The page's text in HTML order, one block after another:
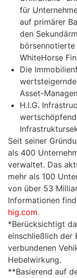
für
auf primärer
den
börsennotierte
WhiteHorse
Die
Asset-
H.I.G.
Seit seiner
als 400
verwaltet. Das
mehr als 100
von über 53
Informationen
hig.com.
*Berücksichtigt
einschließlich der
verbundenen
Hebelwirkung.
**Basierend auf